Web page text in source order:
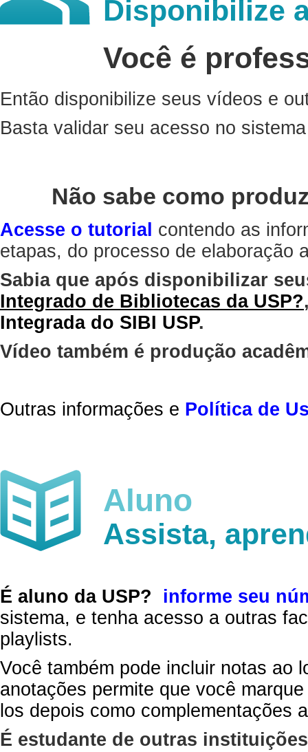
Disponibilize
Você é
Então disponibilize seus vídeos e
Basta validar seu acesso no
Não sabe como
Acesse o tutorial contendo as
etapas, do processo de elaboração
Sabia que após disponibilizar
Integrado de Bibliotecas da USP?
Integrada do SIBI USP.
Vídeo também é produção
Outras informações e Política de
Aluno
Assista,
É aluno da USP?
informe seu
sistema, e tenha acesso a outras
playlists.
Você também pode incluir notas ao
anotações permite que você
los depois como complementações
É estudante de outras